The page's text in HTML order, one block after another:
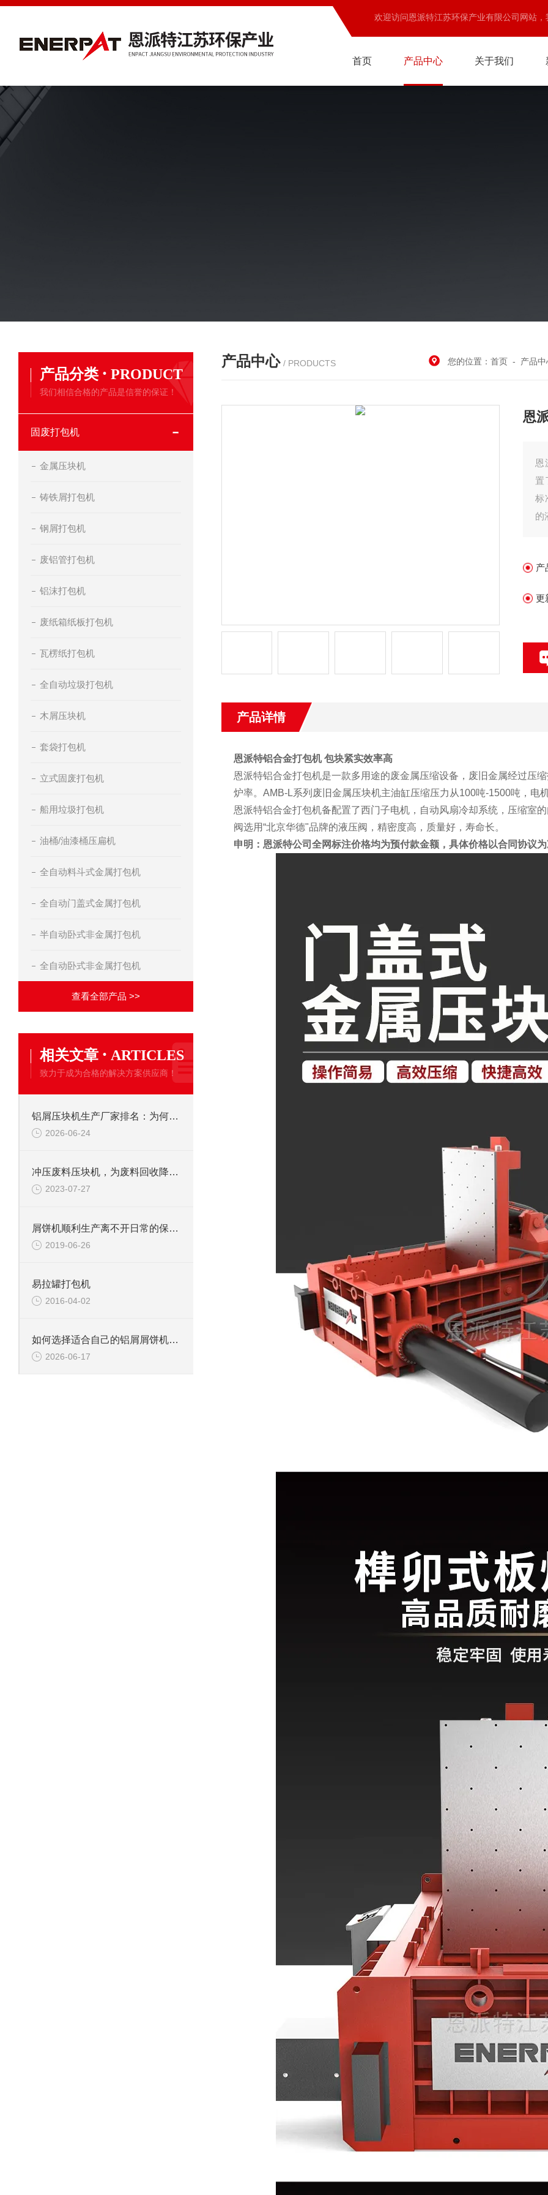
欢迎访问恩派特江苏环保产业有限公司网站
首页 产品中心 关于我们
产品分类 · PRODUCT
我们相信合格的产品是信誉的保证！
固废打包机
金属压块机
铸铁屑打包机
钢屑打包机
废铝管打包机
铝沫打包机
废纸箱纸板打包机
瓦楞纸打包机
全自动垃圾打包机
木屑压块机
套袋打包机
立式固废打包机
船用垃圾打包机
油桶/油漆桶压扁机
全自动料斗式金属打包机
全自动门盖式金属打包机
半自动卧式非金属打包机
全自动卧式非金属打包机
查看全部产品 >>
相关文章 · ARTICLES
致力于成为合格的解决方案供应商！
铝屑压块机生产厂家排名：为何恩派特成为行业的“优选品牌”？
2026-06-24
冲压废料压块机，为废料回收降本增效
2023-07-27
屑饼机顺利生产离不开日常的保养工作
2019-06-26
易拉罐打包机
2016-04-02
如何选择适合自己的铝屑屑饼机？——从生产需求到品牌推荐的全面指南
2026-06-17
产品中心 / PRODUCTS 您的位置：首页 - 产品
恩
恩
置
标
的
产
更
产品详情
恩派特铝合金打包机 包块紧实效率高
恩派特铝合金打包机是一款多用途的废金属压缩设备，废旧金属经过压
炉率。AMB-L系列废旧金属压块机主油缸压缩压力从100吨-1500吨，电
恩派特铝合金打包机备配置了西门子电机，自动风扇冷却系统，压缩室
阀选用“北京华德"品牌的液压阀，精密度高，质量好，寿命长。
申明：恩派特公司全网标注价格均为预付款金额，具体价格以合同协议